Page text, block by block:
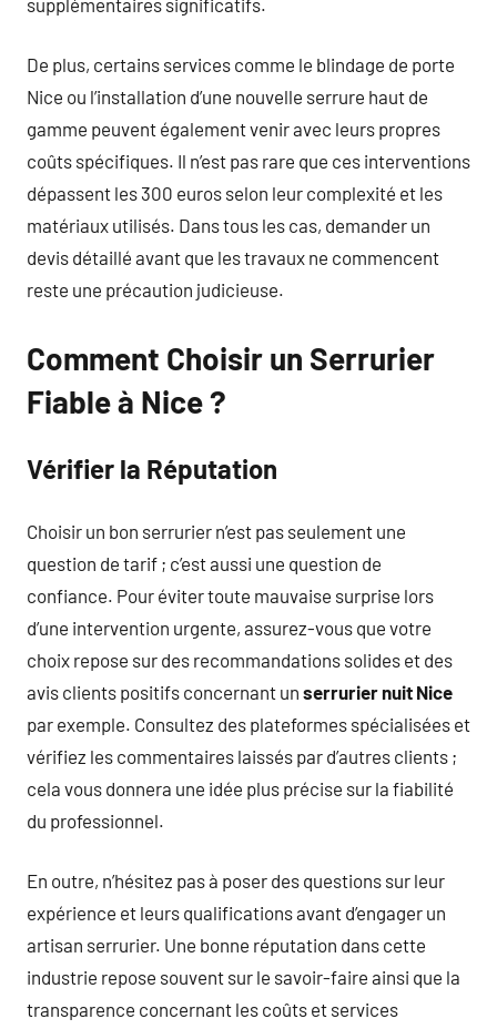
De plus, certains services comme le blindage de porte
Nice ou l’installation d’une nouvelle serrure haut de
gamme peuvent également venir avec leurs propres
coûts spécifiques. Il n’est pas rare que ces interventions
dépassent les 300 euros selon leur complexité et les
matériaux utilisés. Dans tous les cas, demander un
devis détaillé avant que les travaux ne commencent
reste une précaution judicieuse.
Comment Choisir un Serrurier
Fiable à Nice ?
Vérifier la Réputation
Choisir un bon serrurier n’est pas seulement une
question de tarif ; c’est aussi une question de
confiance. Pour éviter toute mauvaise surprise lors
d’une intervention urgente, assurez-vous que votre
choix repose sur des recommandations solides et des
avis clients positifs concernant un serrurier nuit Nice
par exemple. Consultez des plateformes spécialisées et
vérifiez les commentaires laissés par d’autres clients ;
cela vous donnera une idée plus précise sur la fiabilité
du professionnel.
En outre, n’hésitez pas à poser des questions sur leur
expérience et leurs qualifications avant d’engager un
artisan serrurier. Une bonne réputation dans cette
industrie repose souvent sur le savoir-faire ainsi que la
transparence concernant les coûts et services